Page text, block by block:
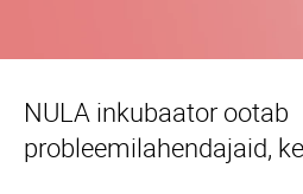
NULA inkubaator ootab
probleemilahendajaid,